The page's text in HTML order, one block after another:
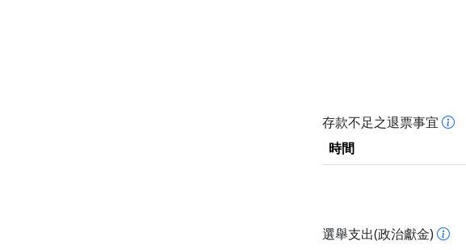
存款不足之退票事宜
時間
選舉支出(政治獻金)